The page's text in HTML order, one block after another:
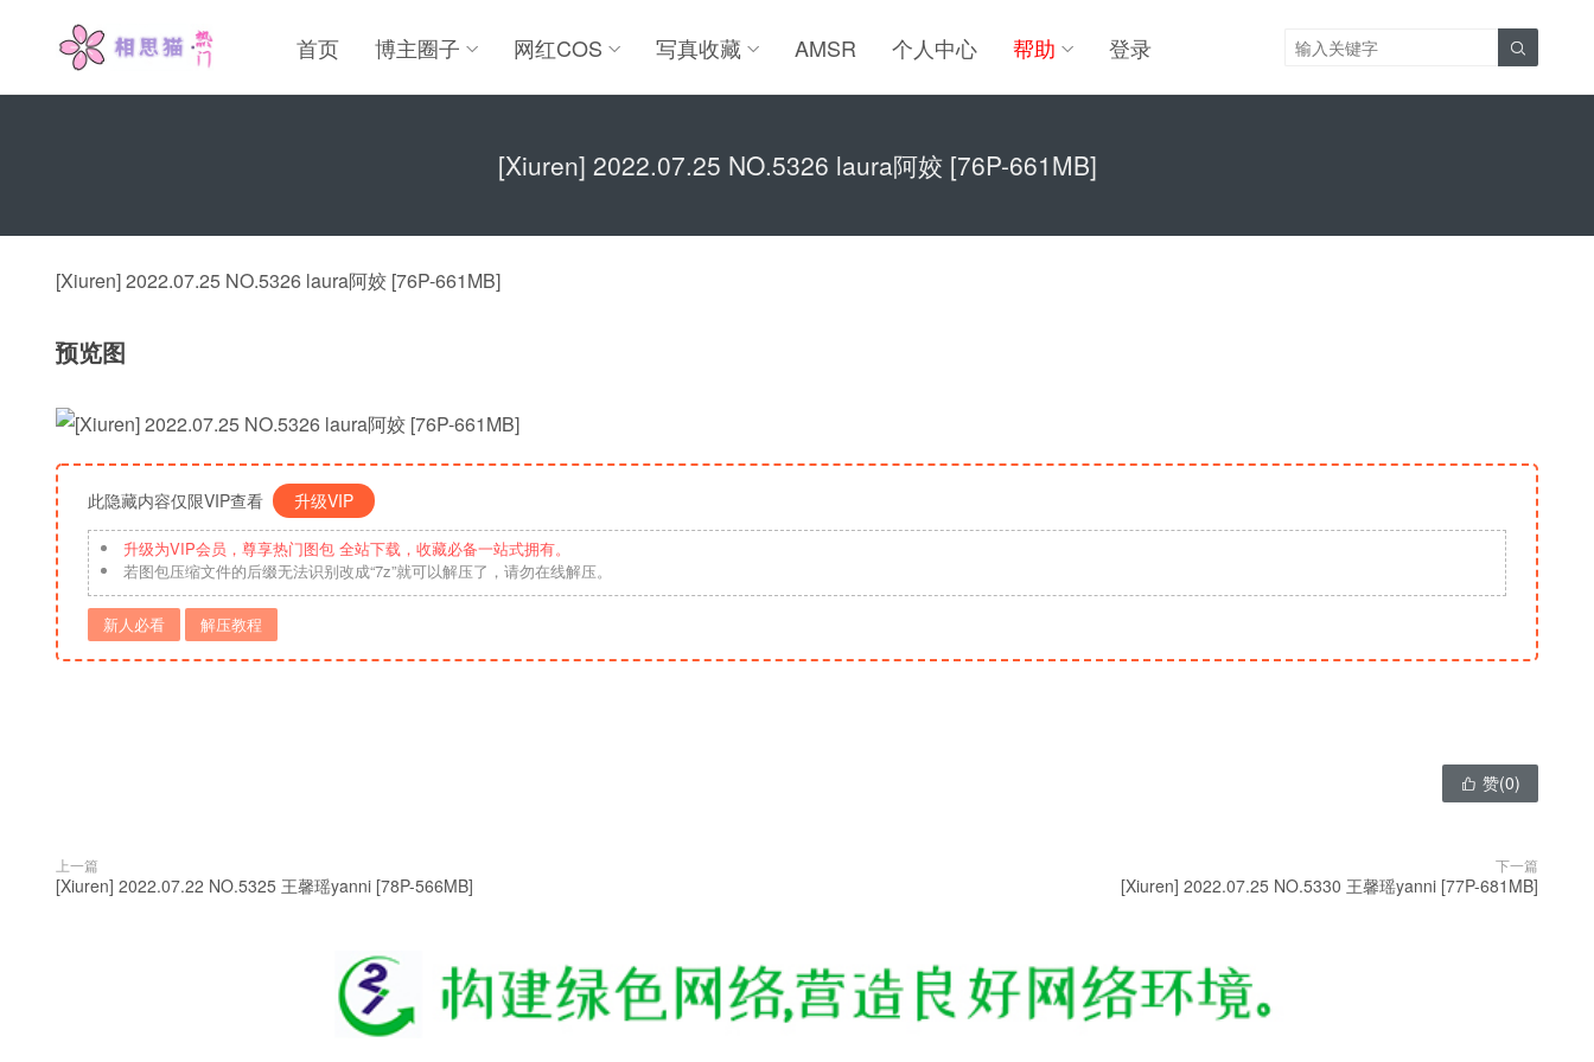
首页 博主圈子 网红COS 写真收藏 AMSR 个人中心 帮助 登录 
[Xiuren] 2022.07.25 NO.5326 laura阿姣 [76P-661MB]
[Xiuren] 2022.07.25 NO.5326 laura阿姣 [76P-661MB]
预览图
此隐藏内容仅限VIP查看 升级VIP
升级为VIP会员，尊享热门图包 全站下载，收藏必备一站式拥有。
若图包压缩文件的后缀无法识别改成“7z”就可以解压了，请勿在线解压。
新人必看 解压教程
 赞(0)
上一篇
[Xiuren] 2022.07.22 NO.5325 王馨瑶yanni [78P-566MB]
下一篇
[Xiuren] 2022.07.25 NO.5330 王馨瑶yanni [77P-681MB]